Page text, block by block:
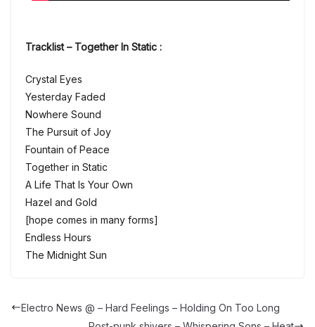
Tracklist – Together In Static :
Crystal Eyes
Yesterday Faded
Nowhere Sound
The Pursuit of Joy
Fountain of Peace
Together in Static
A Life That Is Your Own
Hazel and Gold
[hope comes in many forms]
Endless Hours
The Midnight Sun
Electro News @ – Hard Feelings – Holding On Too Long